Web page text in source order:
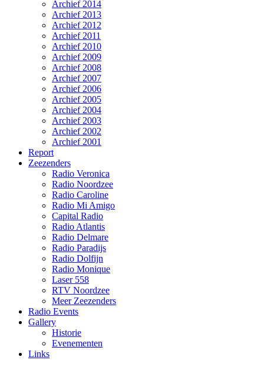
Archief 2014
Archief 2013
Archief 2012
Archief 2011
Archief 2010
Archief 2009
Archief 2008
Archief 2007
Archief 2006
Archief 2005
Archief 2004
Archief 2003
Archief 2002
Archief 2001
Report
Zeezenders
Radio Veronica
Radio Noordzee
Radio Caroline
Radio Mi Amigo
Capital Radio
Radio Atlantis
Radio Delmare
Radio Paradijs
Radio Dolfijn
Radio Monique
Laser 558
RTV Noordzee
Meer Zeezenders
Radio Events
Gallery
Historie
Evenementen
Links